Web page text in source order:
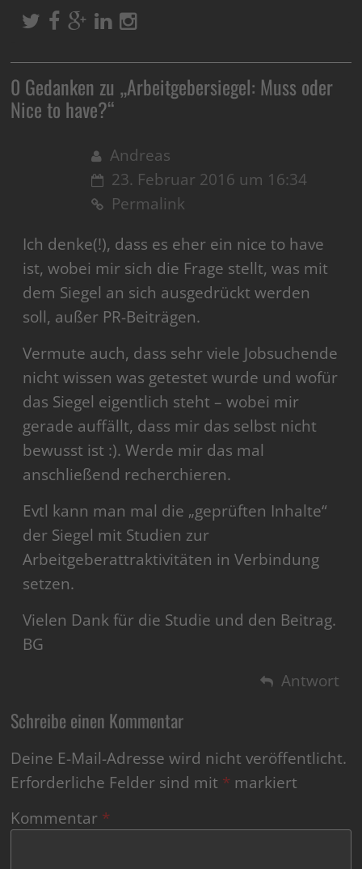
0 Gedanken zu „Arbeitgebersiegel: Muss oder
Nice to have?“
Andreas
23. Februar 2016 um 16:34
Permalink
Ich denke(!), dass es eher ein nice to have
ist, wobei mir sich die Frage stellt, was mit
dem Siegel an sich ausgedrückt werden
soll, außer PR-Beiträgen.
Vermute auch, dass sehr viele Jobsuchende
nicht wissen was getestet wurde und wofür
das Siegel eigentlich steht – wobei mir
gerade auffällt, dass mir das selbst nicht
bewusst ist :). Werde mir das mal
anschließend recherchieren.
Evtl kann man mal die „geprüften Inhalte“
der Siegel mit Studien zur
Arbeitgeberattraktivitäten in Verbindung
setzen.
Vielen Dank für die Studie und den Beitrag.
BG
Antwort
Schreibe einen Kommentar
Deine E-Mail-Adresse wird nicht veröffentlicht.
Erforderliche Felder sind mit * markiert
Kommentar *